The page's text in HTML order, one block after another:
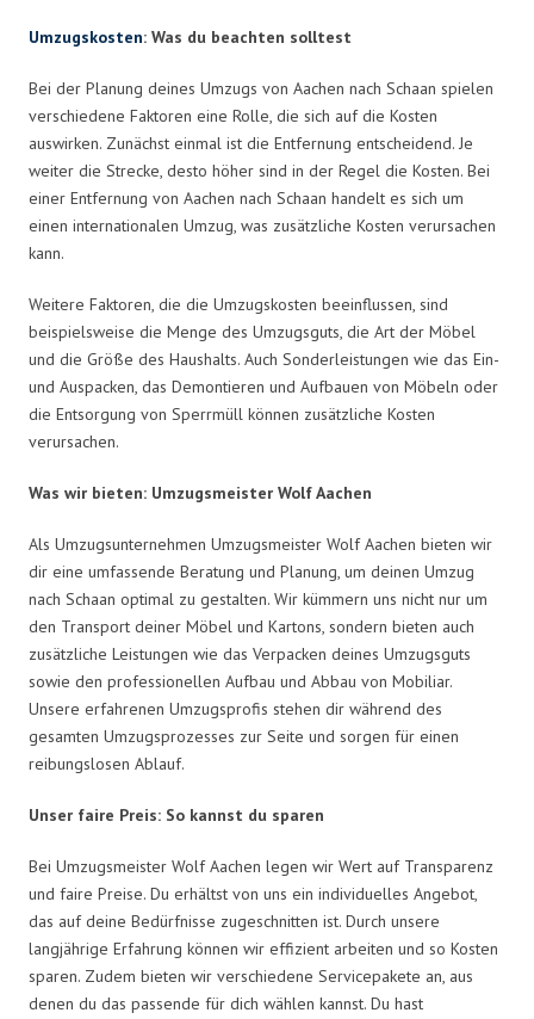
Umzugskosten: Was du beachten solltest
Bei der Planung deines Umzugs von Aachen nach Schaan spielen
verschiedene Faktoren eine Rolle, die sich auf die Kosten
auswirken. Zunächst einmal ist die Entfernung entscheidend. Je
weiter die Strecke, desto höher sind in der Regel die Kosten. Bei
einer Entfernung von Aachen nach Schaan handelt es sich um
einen internationalen Umzug, was zusätzliche Kosten verursachen
kann.
Weitere Faktoren, die die Umzugskosten beeinflussen, sind
beispielsweise die Menge des Umzugsguts, die Art der Möbel
und die Größe des Haushalts. Auch Sonderleistungen wie das Ein-
und Auspacken, das Demontieren und Aufbauen von Möbeln oder
die Entsorgung von Sperrmüll können zusätzliche Kosten
verursachen.
Was wir bieten: Umzugsmeister Wolf Aachen
Als Umzugsunternehmen Umzugsmeister Wolf Aachen bieten wir
dir eine umfassende Beratung und Planung, um deinen Umzug
nach Schaan optimal zu gestalten. Wir kümmern uns nicht nur um
den Transport deiner Möbel und Kartons, sondern bieten auch
zusätzliche Leistungen wie das Verpacken deines Umzugsguts
sowie den professionellen Aufbau und Abbau von Mobiliar.
Unsere erfahrenen Umzugsprofis stehen dir während des
gesamten Umzugsprozesses zur Seite und sorgen für einen
reibungslosen Ablauf.
Unser faire Preis: So kannst du sparen
Bei Umzugsmeister Wolf Aachen legen wir Wert auf Transparenz
und faire Preise. Du erhältst von uns ein individuelles Angebot,
das auf deine Bedürfnisse zugeschnitten ist. Durch unsere
langjährige Erfahrung können wir effizient arbeiten und so Kosten
sparen. Zudem bieten wir verschiedene Servicepakete an, aus
denen du das passende für dich wählen kannst. Du hast